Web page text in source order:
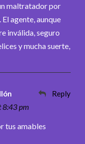
maltratador por
agente, aunque
inválida, seguro
y mucha suerte,
8:43 pm
Reply
tus amables